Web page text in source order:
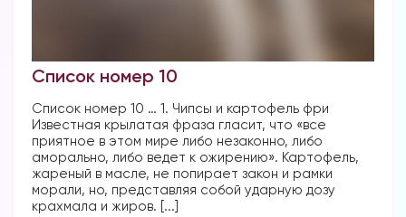
Список номер 10
Список номер 10 … 1. Чипсы и картофель фри
Известная крылатая фраза гласит, что «все
приятное в этом мире либо незаконно, либо
аморально, либо ведет к ожирению». Картофель,
жареный в масле, не попирает закон и рамки
морали, но, представляя собой ударную дозу
крахмала и жиров. [...]